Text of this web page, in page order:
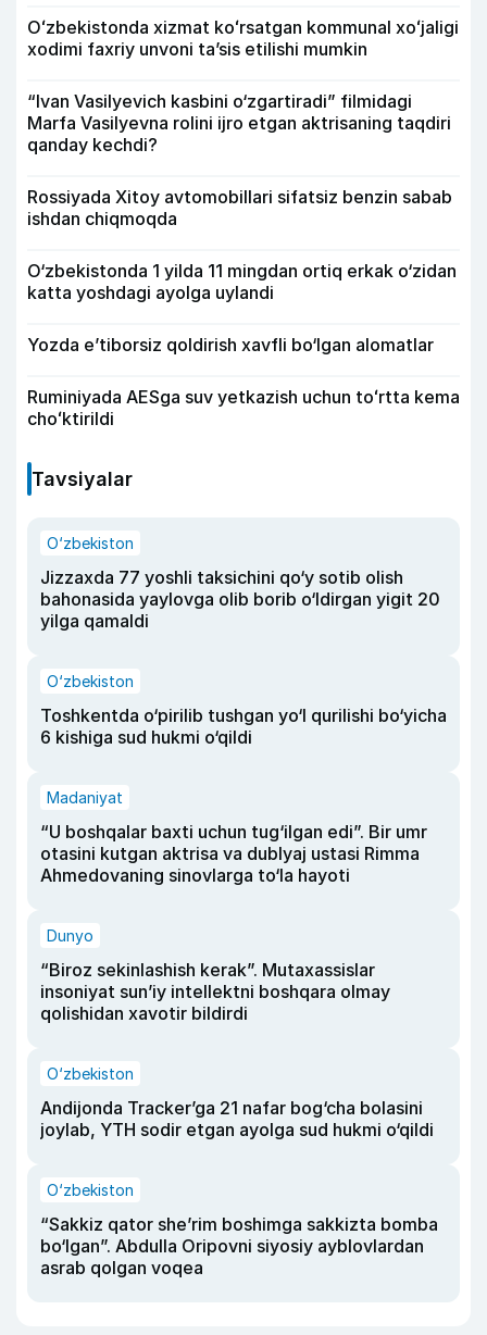
Oʻzbekistonda xizmat koʻrsatgan kommunal xoʻjaligi
xodimi faxriy unvoni taʼsis etilishi mumkin
“Ivan Vasilyevich kasbini o‘zgartiradi” filmidagi
Marfa Vasilyevna rolini ijro etgan aktrisaning taqdiri
qanday kechdi?
Rossiyada Xitoy avtomobillari sifatsiz benzin sabab
ishdan chiqmoqda
O‘zbekistonda 1 yilda 11 mingdan ortiq erkak o‘zidan
katta yoshdagi ayolga uylandi
Yozda e’tiborsiz qoldirish xavfli bo‘lgan alomatlar
Ruminiyada AESga suv yetkazish uchun toʻrtta kema
choʻktirildi
Tavsiyalar
O‘zbekiston
Jizzaxda 77 yoshli taksichini qo‘y sotib olish
bahonasida yaylovga olib borib o‘ldirgan yigit 20
yilga qamaldi
O‘zbekiston
Toshkentda o‘pirilib tushgan yo‘l qurilishi bo‘yicha
6 kishiga sud hukmi o‘qildi
Madaniyat
“U boshqalar baxti uchun tug‘ilgan edi”. Bir umr
otasini kutgan aktrisa va dublyaj ustasi Rimma
Ahmedovaning sinovlarga to‘la hayoti
Dunyo
“Biroz sekinlashish kerak”. Mutaxassislar
insoniyat sun’iy intellektni boshqara olmay
qolishidan xavotir bildirdi
O‘zbekiston
Andijonda Tracker’ga 21 nafar bog‘cha bolasini
joylab, YTH sodir etgan ayolga sud hukmi o‘qildi
O‘zbekiston
“Sakkiz qator she’rim boshimga sakkizta bomba
bo‘lgan”. Abdulla Oripovni siyosiy ayblovlardan
asrab qolgan voqea